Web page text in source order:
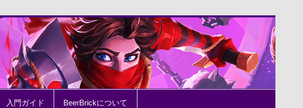
入門ガイド BeerBrickについて